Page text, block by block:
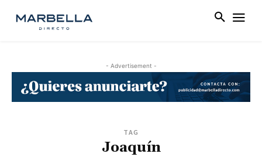
- Advertisement -
TAG
Joaquín